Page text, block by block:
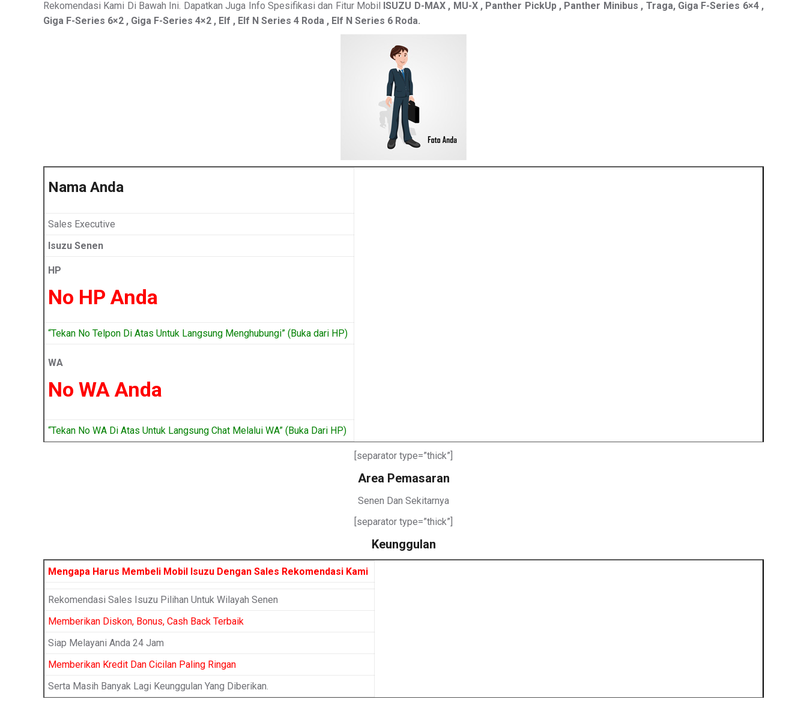
Rekomendasi Kami Di Bawah Ini. Dapatkan Juga Info Spesifikasi dan Fitur Mobil ISUZU D-MAX , MU-X , Panther PickUp , Panther Minibus , Traga, Giga F-Series 6×4 ,
Giga F-Series 6×2 , Giga F-Series 4×2 , Elf , Elf N Series 4 Roda , Elf N Series 6 Roda.
Nama Anda
Sales Executive
Isuzu Senen
HP
No HP Anda
“Tekan No Telpon Di Atas Untuk Langsung Menghubungi” (Buka dari HP)
WA
No WA Anda
“Tekan No WA Di Atas Untuk Langsung Chat Melalui WA” (Buka Dari HP)
[separator type=”thick”]
Area Pemasaran
Senen Dan Sekitarnya
[separator type=”thick”]
Keunggulan
Mengapa Harus Membeli Mobil Isuzu Dengan Sales Rekomendasi Kami
Rekomendasi Sales Isuzu Pilihan Untuk Wilayah Senen
Memberikan Diskon, Bonus, Cash Back Terbaik
Siap Melayani Anda 24 Jam
Memberikan Kredit Dan Cicilan Paling Ringan
Serta Masih Banyak Lagi Keunggulan Yang Diberikan.